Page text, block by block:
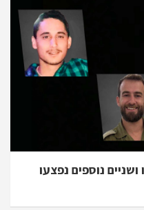
ושניים נוספים נפצעו